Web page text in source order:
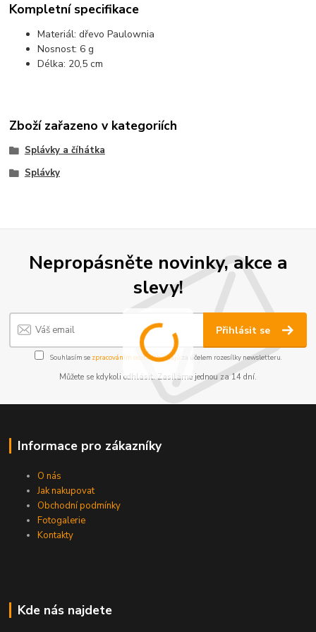
Kompletní specifikace
Materiál: dřevo Paulownia
Nosnost: 6 g
Délka: 20,5 cm
Zboží zařazeno v kategoriích
Splávky a číhátka
Splávky
Nepropásněte novinky, akce a
slevy!
Přihlásit se
Souhlasím se zpracováním osobních údajůza účelem rozesílky newsletteru.
Můžete se kdykoli odhlásit. Zasíláme jednou za 14 dní.
Informace pro zákazníky
O nás
Jak nakupovat
Obchodní podmínky
Fotogalerie
Kontakty
Kde nás najdete